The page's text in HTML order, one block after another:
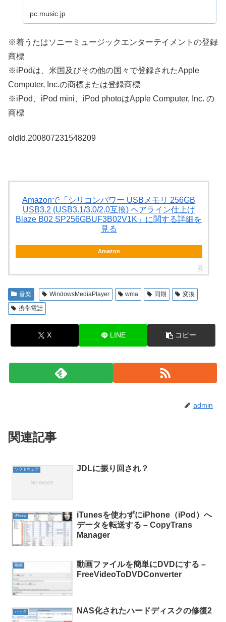
pc.music.jp
※着うたはソニーミュージックエンターテイメントの登録
商標
※iPodは、米国及びその他の国々で登録されたApple
Computer, Inc.の商標または登録商標
※iPod、iPod mini、iPod photoはApple Computer, Inc. の
商標
oldId.200807231548209
Amazonで「シリコンパワー USBメモリ 256GB
USB3.2 (USB3.1/3.0/2.0互換) ヘアライン仕上げ
Blaze B02 SP256GBUF3B02V1K」に関する詳細を
見る
Amazon
音楽 WindowsMediaPlayer wma 同期
変換
携帯電話
X LINE コピー
admin
関連記事
ソフトウェア JDLに振り回され？
iPhone
iTunesを使わずにiPhone（iPod）へ
データを転送する – CopyTrans
Manager
動画
動画ファイルを簡単にDVDにする –
FreeVideoToDVDConverter
ハック NAS化されたハードディスクの修復2